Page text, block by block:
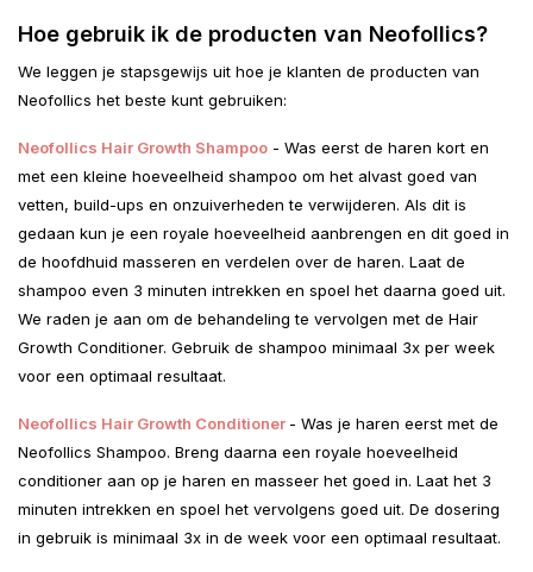
Hoe gebruik ik de producten van Neofollics?
We leggen je stapsgewijs uit hoe je klanten de producten van
Neofollics het beste kunt gebruiken:
Neofollics Hair Growth Shampoo - Was eerst de haren kort en
met een kleine hoeveelheid shampoo om het alvast goed van
vetten, build-ups en onzuiverheden te verwijderen. Als dit is
gedaan kun je een royale hoeveelheid aanbrengen en dit goed in
de hoofdhuid masseren en verdelen over de haren. Laat de
shampoo even 3 minuten intrekken en spoel het daarna goed uit.
We raden je aan om de behandeling te vervolgen met de Hair
Growth Conditioner. Gebruik de shampoo minimaal 3x per week
voor een optimaal resultaat.
Neofollics Hair Growth Conditioner - Was je haren eerst met de
Neofollics Shampoo. Breng daarna een royale hoeveelheid
conditioner aan op je haren en masseer het goed in. Laat het 3
minuten intrekken en spoel het vervolgens goed uit. De dosering
in gebruik is minimaal 3x in de week voor een optimaal resultaat.